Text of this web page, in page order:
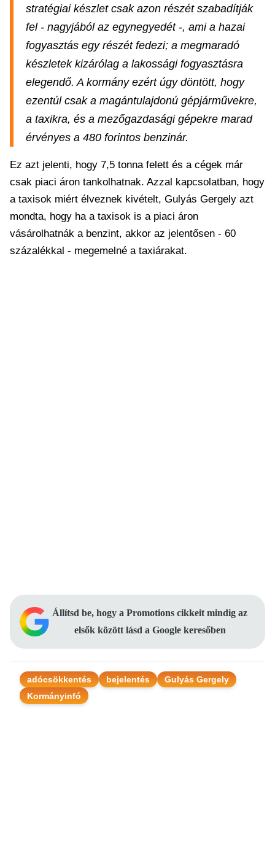
stratégiai készlet csak azon részét szabadítják
fel - nagyjából az egynegyedét -, ami a hazai
fogyasztás egy részét fedezi; a megmaradó
készletek kizárólag a lakossági fogyasztásra
elegendő. A kormány ezért úgy döntött, hogy
ezentúl csak a magántulajdonú gépjárművekre,
a taxikra, és a mezőgazdasági gépekre marad
érvényes a 480 forintos benzinár.
Ez azt jelenti, hogy 7,5 tonna felett és a cégek már
csak piaci áron tankolhatnak. Azzal kapcsolatban, hogy
a taxisok miért élveznek kivételt, Gulyás Gergely azt
mondta, hogy ha a taxisok is a piaci áron
vásárolhatnák a benzint, akkor az jelentősen - 60
százalékkal - megemelné a taxiárakat.
Állítsd be, hogy a Promotions cikkeit mindig az
elsők között lásd a Google keresőben
adócsökkentés bejelentés
Gulyás Gergely
Kormányinfó